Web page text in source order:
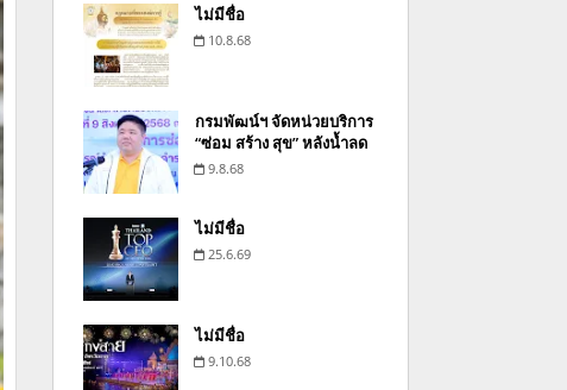
ไม่มีชื่อ
10.8.68
กรมพัฒน์ฯ จัดหน่วยบริการ
“ซ่อม สร้าง สุข” หลังน้ำลด
9.8.68
ไม่มีชื่อ
25.6.69
ไม่มีชื่อ
9.10.68